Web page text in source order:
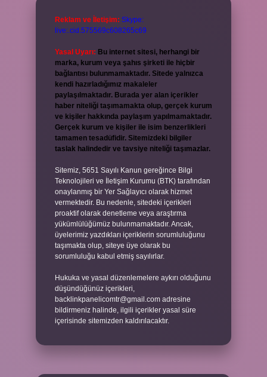
Reklam ve İletişim: Skype:
live:.cid.575569c608265c69
Yasal Uyarı: Bu internet sitesi, herhangi bir
marka, kurum veya şahıs şirketi ile hiçbir
bağlantısı bulunmamaktadır. Sitede yalnızca
kendi hazırladığımız makaleler
paylaşılmaktadır. Burada yer alan içerikler
haber niteliği taşımamakta olup, gerçek kurum
ve kişiler hakkında paylaşım yapılmamaktadır.
Gerçek kurum ve kişiler ile isim benzerlikleri
tamamen tesadüfidir. Sitemizdeki bilgiler
taslak halindedir ve tavsiye niteliği taşımazlar.
Sitemiz, 5651 Sayılı Kanun gereğince Bilgi
Teknolojileri ve İletişim Kurumu (BTK) tarafından
onaylanmış bir Yer Sağlayıcı olarak hizmet
vermektedir. Bu nedenle, sitedeki içerikleri
proaktif olarak denetleme veya araştırma
yükümlülüğümüz bulunmamaktadır. Ancak,
üyelerimiz yazdıkları içeriklerin sorumluluğunu
taşımakta olup, siteye üye olarak bu
sorumluluğu kabul etmiş sayılırlar.
Hukuka ve yasal düzenlemelere aykırı olduğunu
düşündüğünüz içerikleri,
backlinkpanelicomtr@gmail.com adresine
bildirmeniz halinde, ilgili içerikler yasal süre
içerisinde sitemizden kaldırılacaktır.